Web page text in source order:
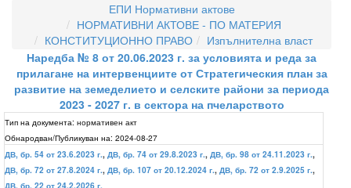
ЕПИ Нормативни актове
НОРМАТИВНИ АКТОВЕ - ПО МАТЕРИЯ
КОНСТИТУЦИОННО ПРАВО
Изпълнителна власт
Наредба № 8 от 20.06.2023 г. за условията и реда за
прилагане на интервенциите от Стратегическия план за
развитие на земеделието и селските райони за периода
2023 - 2027 г. в сектора на пчеларството
Тип на документа: нормативен акт
Обнародван/Публикуван на: 2024-08-27
ДВ, бр. 54 от 23.6.2023 г., ДВ, бр. 74 от 29.8.2023 г., ДВ, бр. 98 от 24.11.2023 г.,
ДВ, бр. 72 от 27.8.2024 г., ДВ, бр. 107 от 20.12.2024 г., ДВ, бр. 72 от 2.9.2025 г.,
ДВ, бр. 22 от 24.2.2026 г.